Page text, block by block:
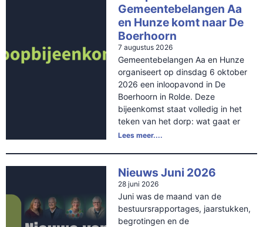
Gemeentebelangen Aa
en Hunze komt naar De
Boerhoorn
7 augustus 2026
Gemeentebelangen Aa en Hunze
organiseert op dinsdag 6 oktober
2026 een inloopavond in De
Boerhoorn in Rolde. Deze
bijeenkomst staat volledig in het
teken van het dorp: wat gaat er
Lees meer....
Nieuws Juni 2026
28 juni 2026
Juni was de maand van de
bestuursrapportages, jaarstukken,
begrotingen en de